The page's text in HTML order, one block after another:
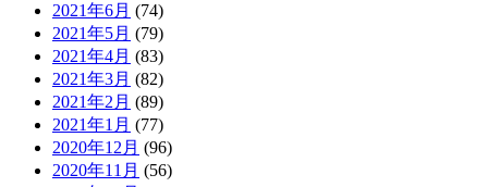
2021年6月 (74)
2021年5月 (79)
2021年4月 (83)
2021年3月 (82)
2021年2月 (89)
2021年1月 (77)
2020年12月 (96)
2020年11月 (56)